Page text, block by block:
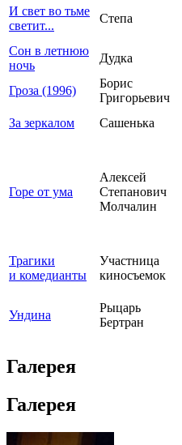
И свет во тьме
светит...
Степа
Сон в летнюю
ночь
Дудка
Гроза (1996)
Борис
Григорьевич
За зеркалом
Сашенька
Горе от ума
Алексей
Степанович
Молчалин
Трагики
и комедианты
Участница
киносъемок
Ундина
Рыцарь
Бертран
Галерея
Галерея